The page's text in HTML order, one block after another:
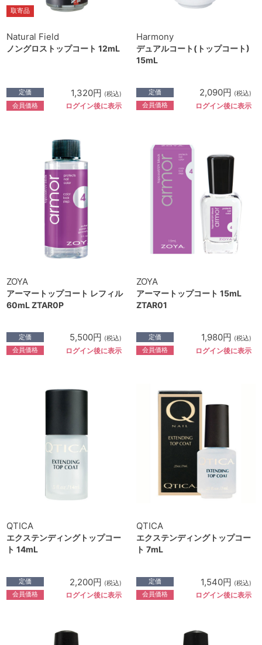
取寄品
Natural Field
ノングロストップコート 12mL
定価 1,320円 (税込)
会員価格 ログイン後に表示
Harmony
デュアルコート(トップコート)
15mL
定価 2,090円 (税込)
会員価格 ログイン後に表示
ZOYA
アーマートップコート レフィル
60mL ZTAR0P
定価 5,500円 (税込)
会員価格 ログイン後に表示
ZOYA
アーマートップコート 15mL
ZTAR01
定価 1,980円 (税込)
会員価格 ログイン後に表示
QTICA
エクステンディングトップコー
ト 14mL
定価 2,200円 (税込)
会員価格 ログイン後に表示
QTICA
エクステンディングトップコー
ト 7mL
定価 1,540円 (税込)
会員価格 ログイン後に表示